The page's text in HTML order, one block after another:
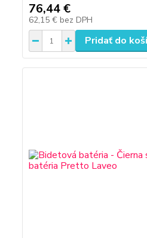
76,44 €
62,15 € bez DPH
Pridať do